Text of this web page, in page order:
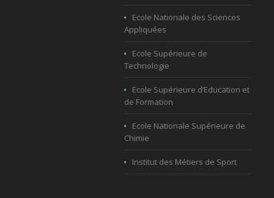
Ecole Nationale des Sciences
Appliquées
Ecole Supérieure de
Technologie
Ecole Supérieure d’Education et
de Formation
Ecole Nationale Supérieure de
Chimie
Institut des Métiers de Sport